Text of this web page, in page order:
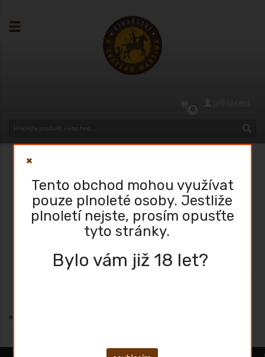
0
Tento obchod mohou využívat
pouze plnoleté osoby. Jestliže
plnoletí nejste, prosím opusťte
tyto stránky.
Bylo vám již 18 let?
Hlavní stránka Whisky 2
Ta nejjemnější Whisky do 2 dnů
wefghfjliůlhkgjhgfd